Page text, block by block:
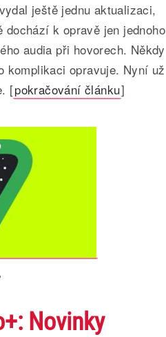
ještě jednu aktualizaci,
k opravě jen jednoho
audia při hovorech. Někdy
komplikaci opravuje. Nyní už
[pokračování článku]
Novinky